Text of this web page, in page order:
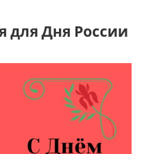
для Дня России